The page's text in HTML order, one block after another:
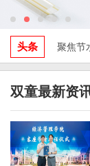
头条 聚焦节
习，探索水资源
双童最新资